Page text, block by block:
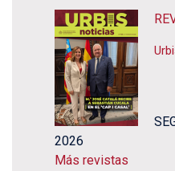
2026
Más revistas